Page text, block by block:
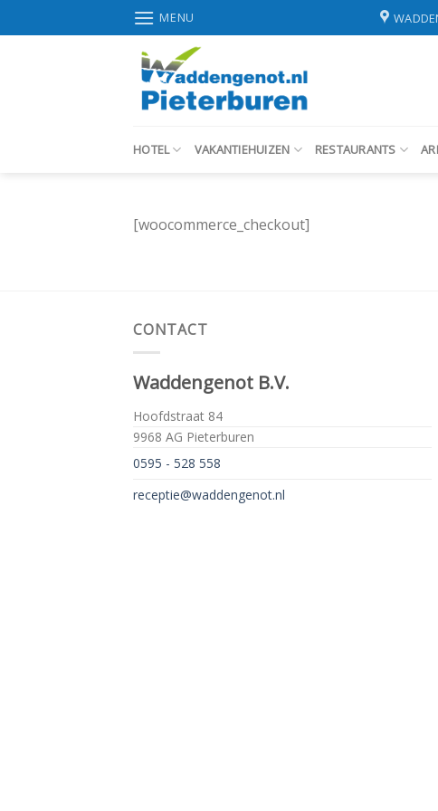
to
MENU
HOTEL VAKANTIEHUIZEN RESTAURANTS
[woocommerce_checkout]
CONTACT
Waddengenot B.V.
Hoofdstraat 84
9968 AG Pieterburen
0595 - 528 558
receptie@waddengenot.nl